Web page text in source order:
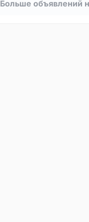
Больше объявлений